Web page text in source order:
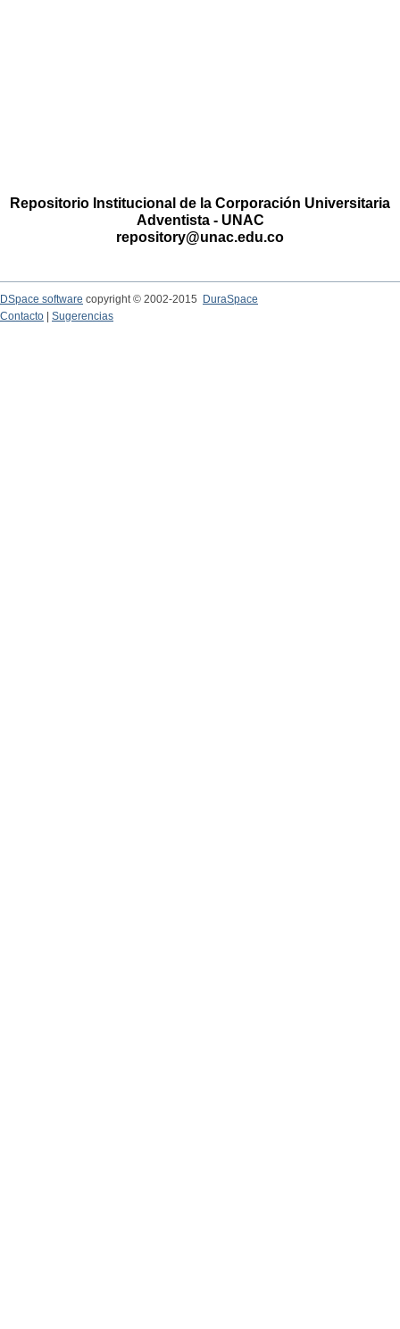
Repositorio Institucional de la Corporación Universitaria
Adventista - UNAC
repository@unac.edu.co
DSpace software copyright © 2002-2015
DuraSpace
Contacto
Sugerencias